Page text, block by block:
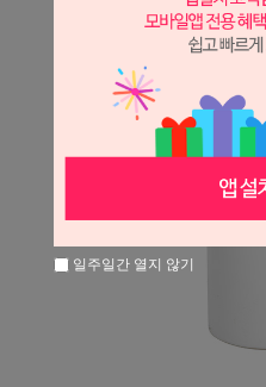
일주일간 열지 않기